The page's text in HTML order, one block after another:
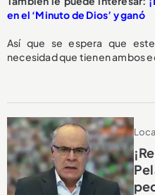
en el ‘Minuto de Dios’ y ganó
Así que se espera que
necesidad que tienen ambos